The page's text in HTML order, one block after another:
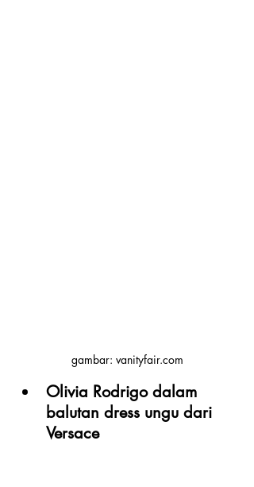
gambar: vanityfair.com
Olivia Rodrigo dalam
balutan dress ungu dari
Versace